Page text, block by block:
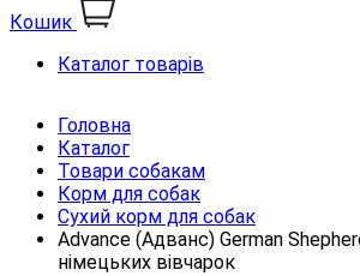
Кошик
Каталог товарів
Головна
Каталог
Товари собакам
Корм для собак
Сухий корм для собак
Advance (Адванс) German
німецьких вівчарок